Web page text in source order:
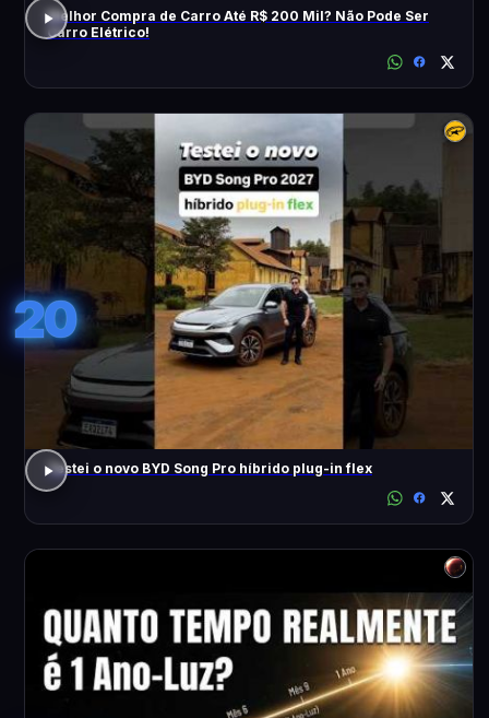
Melhor Compra de Carro Até R$ 200 Mil? Não Pode Ser
Carro Elétrico!
20
Testei o novo BYD Song Pro híbrido plug-in flex